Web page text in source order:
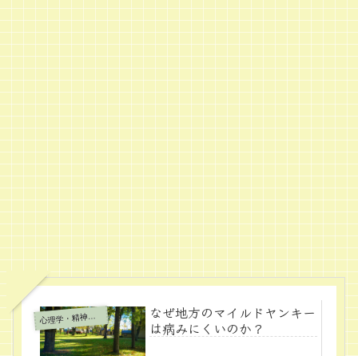
心
理学・精神医学
なぜ地方のマイルドヤンキー
は病みにくいのか？